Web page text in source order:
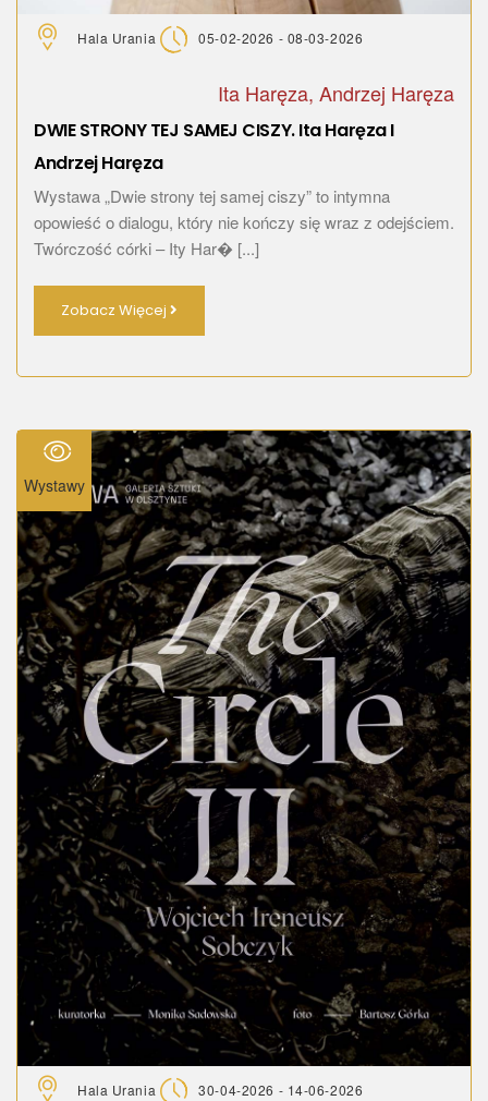
Hala Urania 05-02-2026 - 08-03-2026
Ita Haręza, Andrzej Haręza
DWIE STRONY TEJ SAMEJ CISZY. Ita Haręza I
Andrzej Haręza
Wystawa „Dwie strony tej samej ciszy” to intymna
opowieść o dialogu, który nie kończy się wraz z odejściem.
Twórczość córki – Ity Har� [...]
Zobacz Więcej
Wystawy
Hala Urania 30-04-2026 - 14-06-2026